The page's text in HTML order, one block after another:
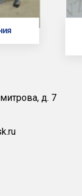
д. 7